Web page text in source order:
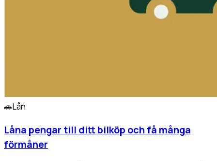
🚗Lån
Låna pengar till ditt bilköp och få många
förmåner